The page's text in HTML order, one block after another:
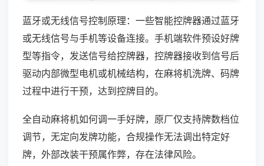
蓝牙或无线信号控制原理：一些智能控牌器通过蓝牙
或无线信号与手机等设备连接。手机端软件预设好牌
型等指令，发送信号给控牌器，控牌器接收到信号后
驱动内部微型电机或机械结构，在麻将机洗牌、码牌
过程中进行干预，达到控牌目的。
全自动麻将机如何调一手好牌，原厂仅支持牌数档位
调节，无定向发牌功能，合规操作无法调出特定好
牌，外部改装干预属作弊，存在法律风险。